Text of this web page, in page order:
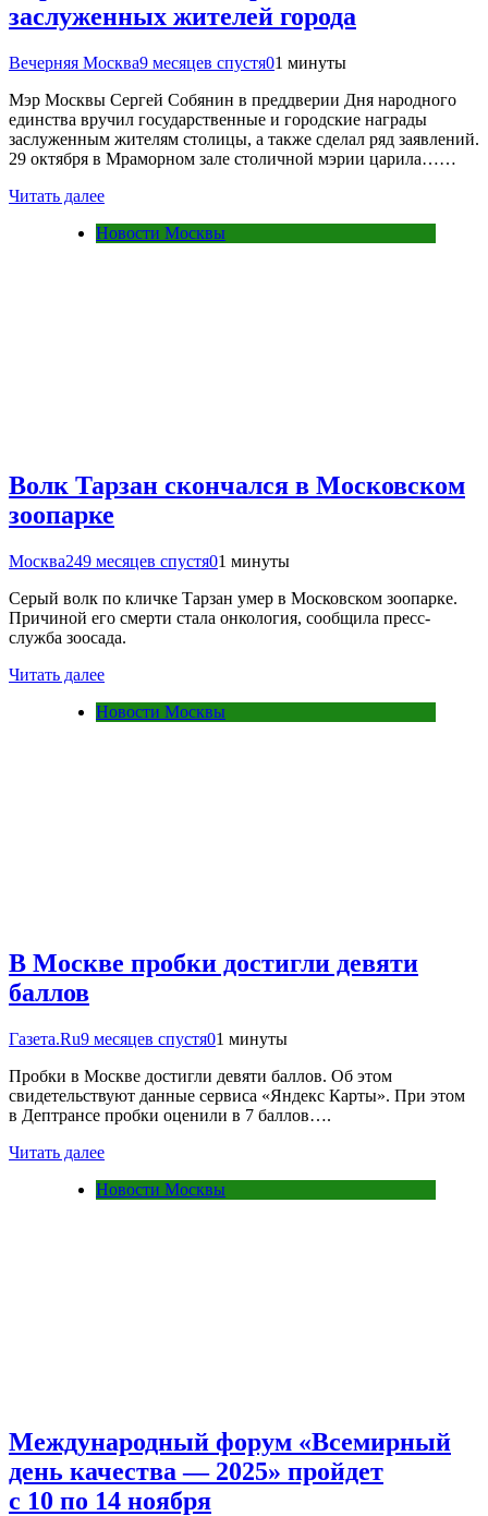
заслуженных жителей города
Вечерняя Москва9 месяцев спустя01 минуты
Мэр Москвы Сергей Собянин в преддверии Дня народного
единства вручил государственные и городские награды
заслуженным жителям столицы, а также сделал ряд заявлений.
29 октября в Мраморном зале столичной мэрии царила……
Читать далее
Новости Москвы
Волк Тарзан скончался в Московском
зоопарке
Москва249 месяцев спустя01 минуты
Серый волк по кличке Тарзан умер в Московском зоопарке.
Причиной его смерти стала онкология, сообщила пресс-
служба зоосада.
Читать далее
Новости Москвы
В Москве пробки достигли девяти
баллов
Газета.Ru9 месяцев спустя01 минуты
Пробки в Москве достигли девяти баллов. Об этом
свидетельствуют данные сервиса «Яндекс Карты». При этом
в Дептрансе пробки оценили в 7 баллов….
Читать далее
Новости Москвы
Международный форум «Всемирный
день качества — 2025» пройдет
с 10 по 14 ноября